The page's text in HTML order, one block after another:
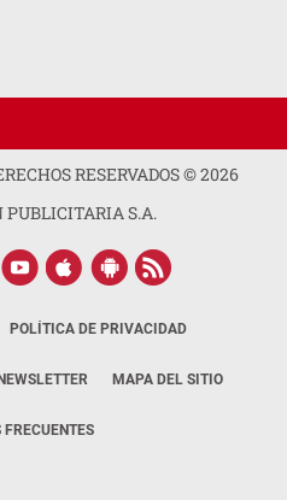
RESERVADOS ©2026
PUBLICITARIA S.A.
POLÍTICA DE PRIVACIDAD
NEWSLETTER MAPA DEL SITIO
FRECUENTES